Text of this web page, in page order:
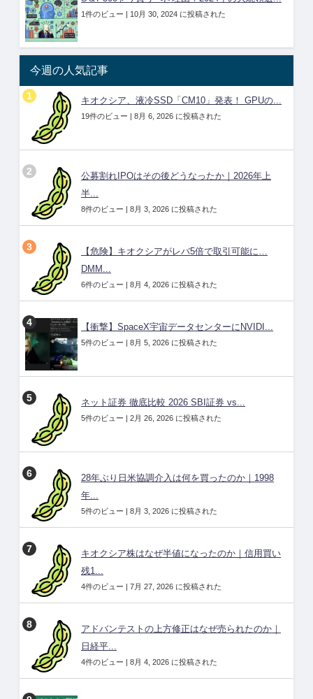
1件のビュー | 10月 30, 2024 に投稿された
今週の人気記事
キオクシア、液冷SSD「CM10」発表！ GPUの...
19件のビュー | 8月 6, 2026 に投稿された
公募割れIPOはその後どうなったか｜2026年上
半...
8件のビュー | 8月 3, 2026 に投稿された
【危険】キオクシアがレバ5倍で取引可能に…
DMM...
6件のビュー | 8月 4, 2026 に投稿された
【衝撃】SpaceX宇宙データセンターにNVIDI...
5件のビュー | 8月 5, 2026 に投稿された
ネット証券 徹底比較 2026 SBI証券 vs...
5件のビュー | 2月 26, 2026 に投稿された
28年ぶり日米協調介入は何を買ったのか｜1998
年...
5件のビュー | 8月 3, 2026 に投稿された
キオクシア株はなぜ半値になったのか｜信用買い
残1...
4件のビュー | 7月 27, 2026 に投稿された
アドバンテストの上方修正はなぜ売られたのか｜
日経平...
4件のビュー | 8月 4, 2026 に投稿された